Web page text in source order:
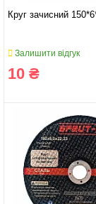
Круг зачисний
Залишити відгук
10 ₴